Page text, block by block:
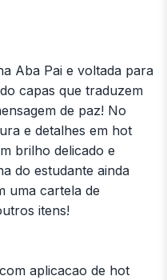
Aba Pai e voltada para
capas que traduzem
de paz! No
e detalhes em hot
brilho delicado e
do estudante ainda
uma cartela de
itens!
aplicacao de hot